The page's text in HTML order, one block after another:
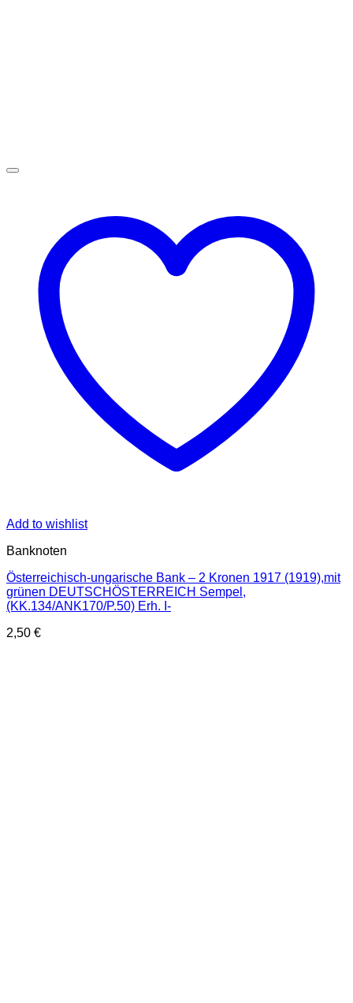
Add to wishlist
Banknoten
Österreichisch-ungarische Bank – 2 Kronen 1917 (1919),mit
grünen DEUTSCHÖSTERREICH Sempel,
(KK.134/ANK170/P.50) Erh. I-
2,50 €